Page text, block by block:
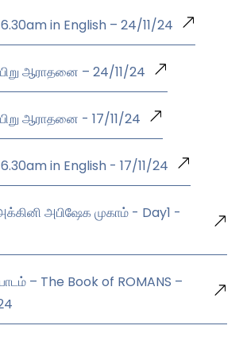
in English – 24/11/24
ஆராதனை – 24/11/24
ஆராதனை - 17/11/24
in English - 17/11/24
அபிஷேக முகாம் - Day1 -
– The Book of ROMANS –